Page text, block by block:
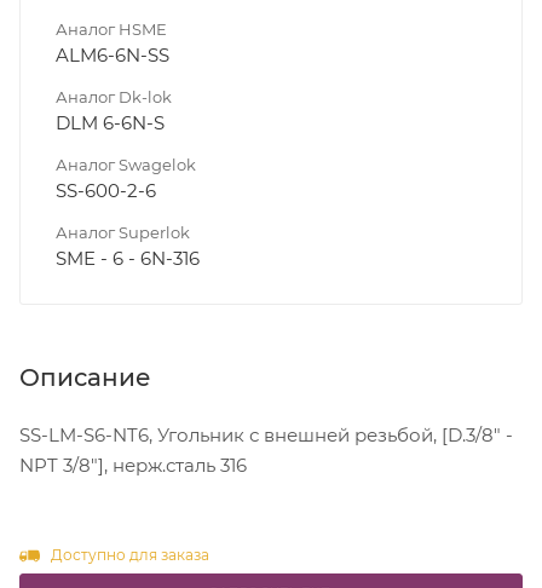
Аналог HSME
ALM6-6N-SS
Аналог Dk-lok
DLM 6-6N-S
Аналог Swagelok
SS-600-2-6
Аналог Superlok
SME - 6 - 6N-316
Описание
SS-LM-S6-NT6, Угольник с внешней резьбой, [D.3/8" -
NPT 3/8"], нерж.сталь 316
Доступно для заказа